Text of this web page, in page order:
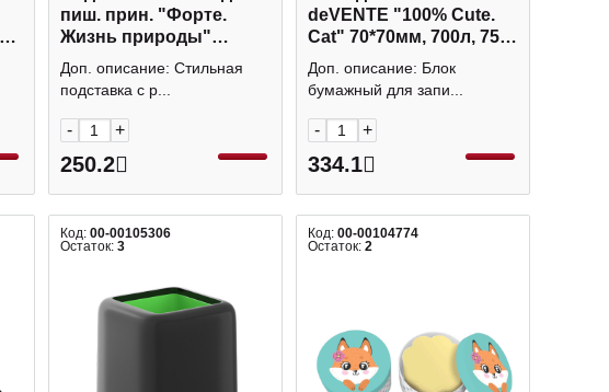
пиш. прин. "Форте.
Жизнь природы"
8,5*8,5*10,4см, квадрат.,
пластик 55437 EK
Доп. описание: Стильная
подставка с р...
- +
250.2
deVENTE "100% Cute.
Cat" 70*70мм, 700л, 75г/
м2, фигурн., подарочн.
коробка 2013000
Доп. описание: Блок
бумажный для запи...
- +
334.1
Код: 00-00105306
Остаток: 3
Код: 00-00104774
Остаток: 2